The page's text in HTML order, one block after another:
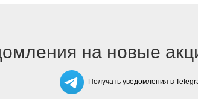
на новые
Получать уведомления в